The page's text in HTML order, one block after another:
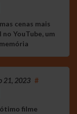
cenas mais
YouTube, um
21, 2023 #
filme